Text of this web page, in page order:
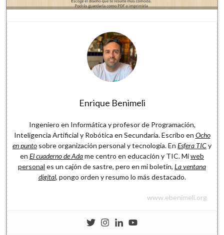
Enrique Benimeli
Ingeniero en Informática y profesor de Programación,
Inteligencia Artificial y Robótica en Secundaria. Escribo en Ocho
en punto sobre organización personal y tecnología. En Esfera TICy
en El cuaderno de Adame centro en educación y TIC. Miweb
personal es un cajón de sastre, pero en mi boletín, La ventana
digital, pongo orden y resumo lo más destacado.
www.ebenimeli.org